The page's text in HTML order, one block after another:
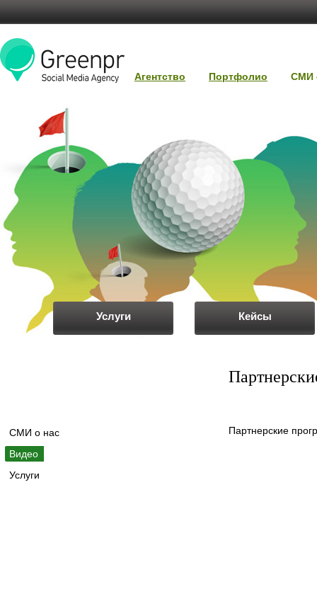
Агентство Портфолио СМИ
Услуги Кейсы
СМИ о нас
Видео
Услуги
Партнерские